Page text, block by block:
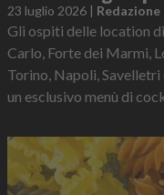
23 luglio 2026 | Redazione
Gli ospiti delle location
Carlo, Forte dei Marmi,
Torino, Napoli,
un esclusivo menù di